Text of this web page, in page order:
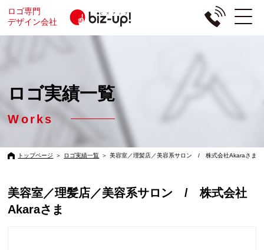
ロゴ専門
デザイン会社
ロゴ実績一覧
Works
トップページ ＞ ロゴ実績一覧 ＞ 美容室／理髪店／美容系サロン / 株式会社Akaraさま
美容室／理髪店／美容系サロン / 株式会社
Akaraさま